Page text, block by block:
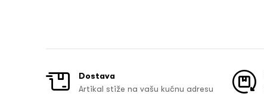
Dostava
Artikal stiže na vašu kućnu adresu